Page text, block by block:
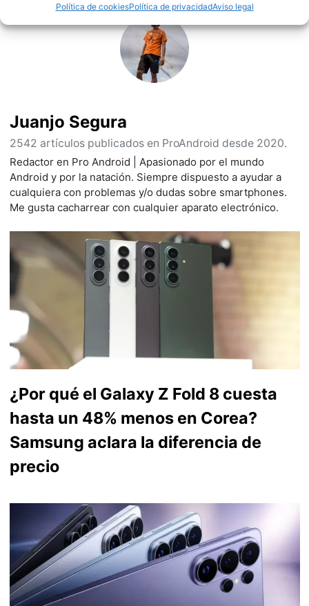
Política de cookiesPolítica de privacidadAviso legal
Juanjo Segura
2542 artículos publicados en ProAndroid desde 2020.
Redactor en Pro Android | Apasionado por el mundo
Android y por la natación. Siempre dispuesto a ayudar a
cualquiera con problemas y/o dudas sobre smartphones.
Me gusta cacharrear con cualquier aparato electrónico.
¿Por qué el Galaxy Z Fold 8 cuesta
hasta un 48% menos en Corea?
Samsung aclara la diferencia de
precio